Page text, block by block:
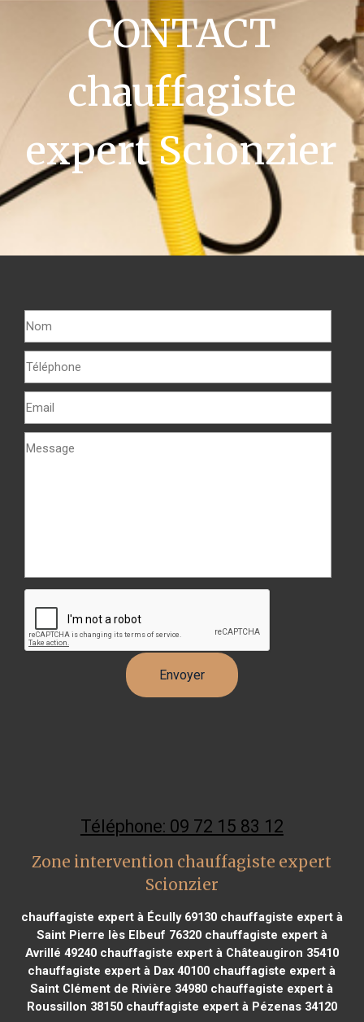
CONTACT
chauffagiste
expert Scionzier
Téléphone: 09 72 15 83 12
Zone intervention chauffagiste expert
Scionzier
chauffagiste expert à Écully 69130chauffagiste expert à
Saint Pierre lès Elbeuf 76320chauffagiste expert à
Avrillé 49240chauffagiste expert à Châteaugiron 35410
chauffagiste expert à Dax 40100 chauffagiste expert à
Saint Clément de Rivière 34980 chauffagiste expert à
Roussillon 38150chauffagiste expert à Pézenas 34120